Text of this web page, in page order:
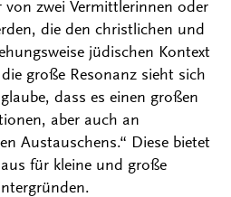
zwei Vermittlerinnen oder
die den christlichen und
jüdischen Kontext
große Resonanz sieht sich
dass es einen großen
aber auch an
Austauschens.“ Diese bietet
für kleine und große